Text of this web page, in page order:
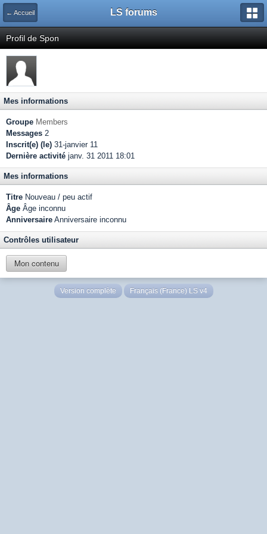
← Accueil LS forums
Profil de Spon
Mes informations
Groupe Members
Messages 2
Inscrit(e) (le) 31-janvier 11
Dernière activité janv. 31 2011 18:01
Mes informations
Titre Nouveau / peu actif
Âge Âge inconnu
Anniversaire Anniversaire inconnu
Contrôles utilisateur
Mon contenu
Version complète Français (France) LS v4